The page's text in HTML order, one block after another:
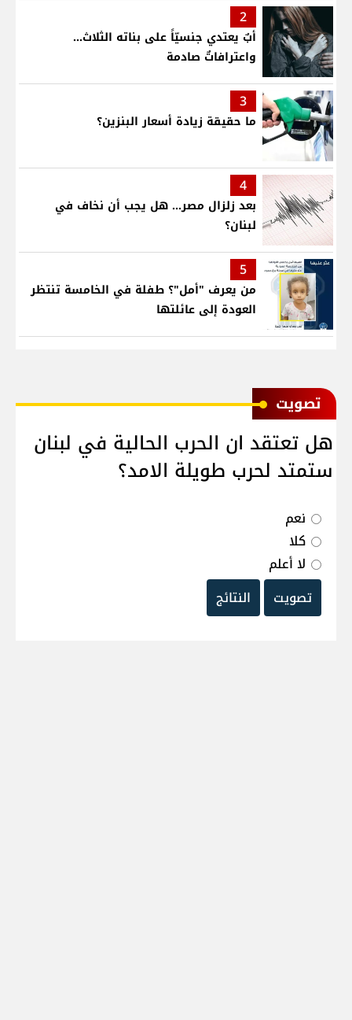
2
أبٌ يعتدي جنسيّاً على بناته الثلاث…
واعترافاتٌ صادمة
3
ما حقيقة زيادة أسعار البنزين؟
4
بعد زلزال مصر... هل يجب أن نخاف في
لبنان؟
5
من يعرف "أمل"؟ طفلة في الخامسة تنتظر
العودة إلى عائلتها
ﺗﺼﻮﻳﺖ
هل تعتقد ان الحرب الحالية في لبنان
ستمتد لحرب طويلة الامد؟
نعم
كلا
لا أعلم
تصويت
النتائج